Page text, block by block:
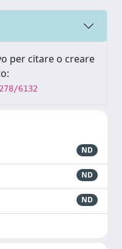
per citare o creare
6132
ND
ND
ND